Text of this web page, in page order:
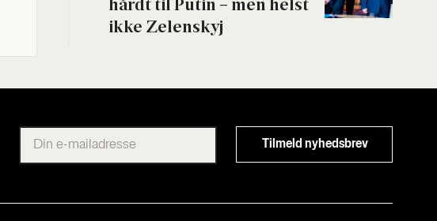
hårdt til Putin – men helst
ikke Zelen­skyj